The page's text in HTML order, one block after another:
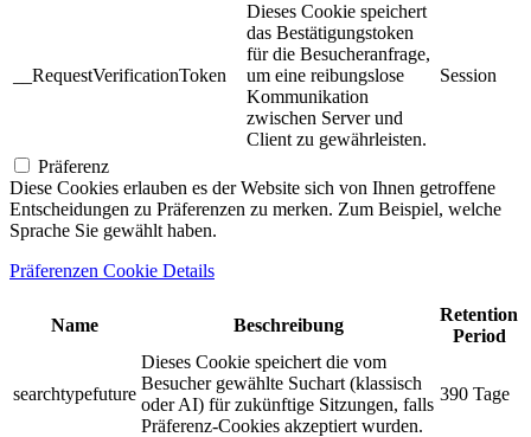
__RequestVerificationToken
Dieses Cookie speichert
das Bestätigungstoken
für die Besucheranfrage,
um eine reibungslose
Kommunikation
zwischen Server und
Client zu gewährleisten.
Session
Präferenz
Diese Cookies erlauben es der Website sich von Ihnen getroffene
Entscheidungen zu Präferenzen zu merken. Zum Beispiel, welche
Sprache Sie gewählt haben.
Präferenzen Cookie Details
Name Beschreibung
Retention
Period
searchtypefuture
Dieses Cookie speichert die vom
Besucher gewählte Suchart (klassisch
oder AI) für zukünftige Sitzungen, falls
Präferenz-Cookies akzeptiert wurden.
390 Tage